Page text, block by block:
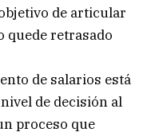
de articular
quede retrasado
de salarios está
de decisión al
proceso que